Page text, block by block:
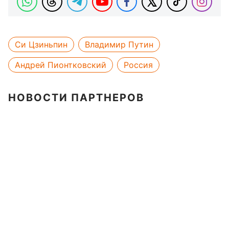
Си Цзиньпин
Владимир Путин
Андрей Пионтковский
Россия
НОВОСТИ ПАРТНЕРОВ